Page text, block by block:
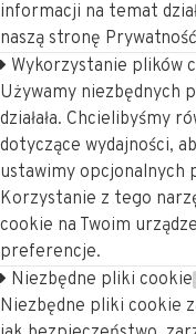
informacji na temat
naszą stronę
Wykorzystanie plików
Używamy niezbędnych
działała. Chcielibyśmy
dotyczące wydajności,
ustawimy opcjonalnych
Korzystanie z tego
cookie na Twoim
preferencje.
Niezbędne pliki cookie
Niezbędne pliki cookie